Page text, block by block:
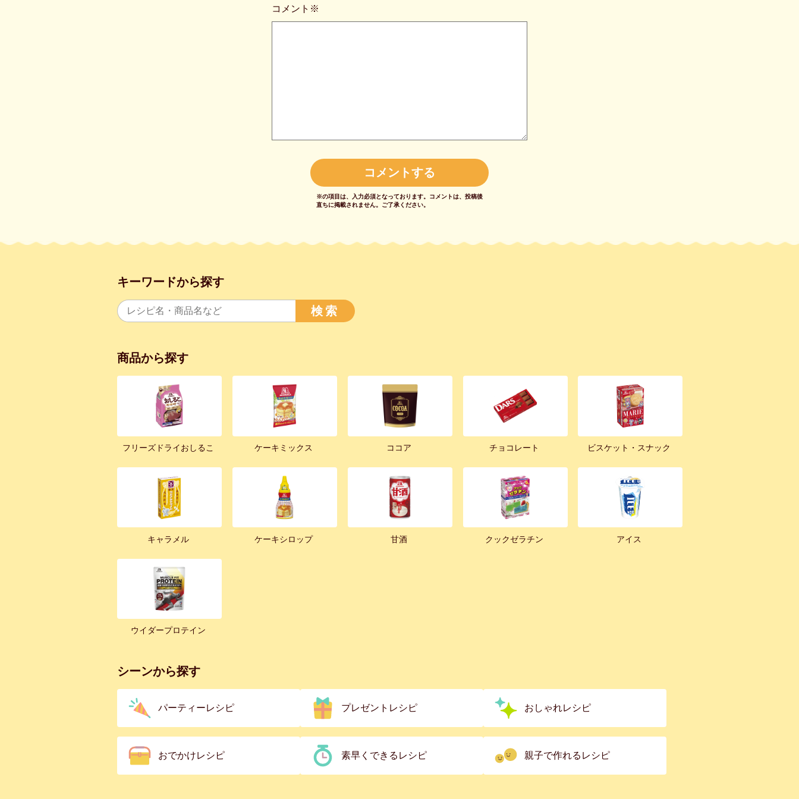
コメント※
※の項目は、入力必須となっております。 コメントは、投稿後
直ちに掲載されません。 ご了承ください。
キーワードから探す
検索
商品から探す
フリーズドライおしるこ ケーキミックス ココア チョコレート ビスケット・スナック
キャラメル ケーキシロップ 甘酒 クックゼラチン アイス
ウイダープロテイン
シーンから探す
パーティーレシピ プレゼントレシピ おしゃれレシピ
おでかけレシピ 素早くできるレシピ 親子で作れるレシピ